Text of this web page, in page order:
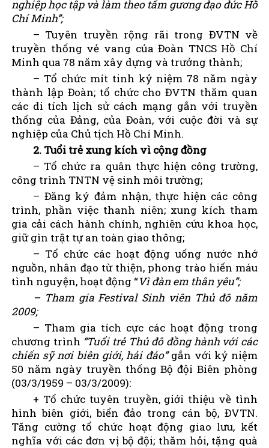
nghiệp học tập và làm theo tấm gương đạo đức Hồ
Chí Minh”;
– Tuyên truyền rộng rãi trong ĐVTN về
truyền thống vẻ vang của Đoàn TNCS Hồ Chí
Minh qua 78 năm xây dựng và trưởng thành;
– Tổ chức mít tinh kỷ niệm 78 năm ngày
thành lập Đoàn; tổ chức cho ĐVTN thăm quan
các di tích lịch sử cách mạng gắn với truyền
thống của Đảng, của Đoàn, với cuộc đời và sự
nghiệp của Chủ tịch Hồ Chí Minh.
2. Tuổi trẻ xung kích vì cộng đồng
– Tổ chức ra quân thực hiện công trường,
công trình TNTN vệ sinh môi trường;
– Đăng ký đảm nhận, thực hiện các công
trình, phần việc thanh niên; xung kích tham
gia cải cách hành chính, nghiên cứu khoa học,
giữ gìn trật tự an toàn giao thông;
– Tổ chức các hoạt động uống nước nhớ
nguồn, nhân đạo từ thiện, phong trào hiến máu
tình nguyện, hoạt động “Vì đàn em thân yêu”;
– Tham gia Festival Sinh viên Thủ đô năm
2009;
– Tham gia tích cực các hoạt động trong
chương trình “Tuổi trẻ Thủ đô đồng hành với các
chiến sỹ nơi biên giới, hải đảo”gắn với kỷ niệm
50 năm ngày truyền thống Bộ đội Biên phòng
(03/3/1959 – 03/3/2009):
+ Tổ chức tuyên truyền, giới thiệu về tình
hình biên giới, biển đảo trong cán bộ, ĐVTN.
Tăng cường tổ chức hoạt động giao lưu, kết
nghĩa với các đơn vị bộ đội; thăm hỏi, tặng quà